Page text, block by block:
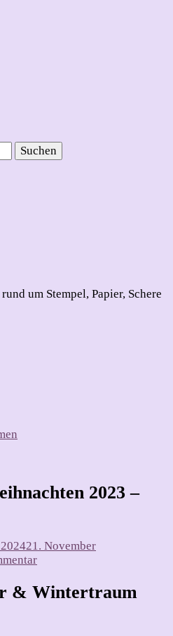
um Stempel, Papier, Schere
2023 –
21. November
zu
Ho!
Ho!
& Wintertraum